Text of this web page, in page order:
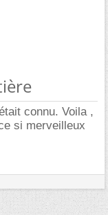
connu. Voila ,
si merveilleux